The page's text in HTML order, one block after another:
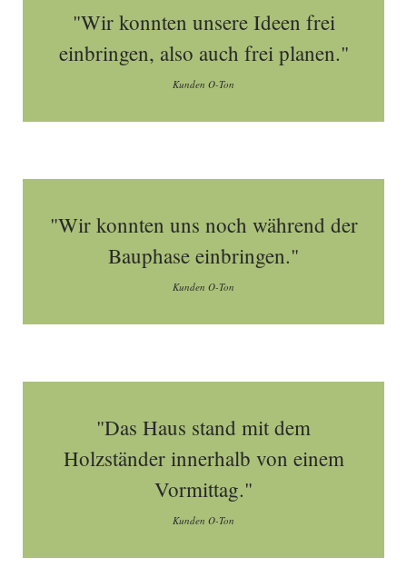
"Wir konnten unsere Ideen frei
einbringen, also auch frei planen."
Kunden O-Ton
"Wir konnten uns noch während der
Bauphase einbringen."
Kunden O-Ton
"Das Haus stand mit dem
Holzständer innerhalb von einem
Vormittag."
Kunden O-Ton